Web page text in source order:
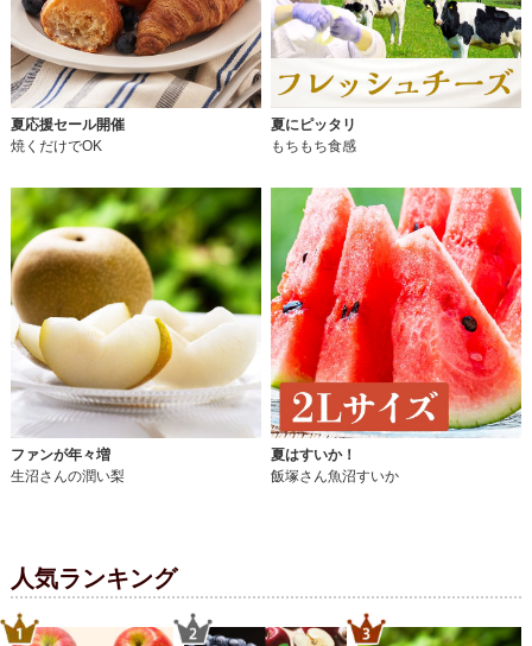
夏応援セール開催
焼くだけでOK
夏にピッタリ
もちもち食感
ファンが年々増
生沼さんの潤い梨
夏はすいか！
飯塚さん魚沼すいか
人気ランキング